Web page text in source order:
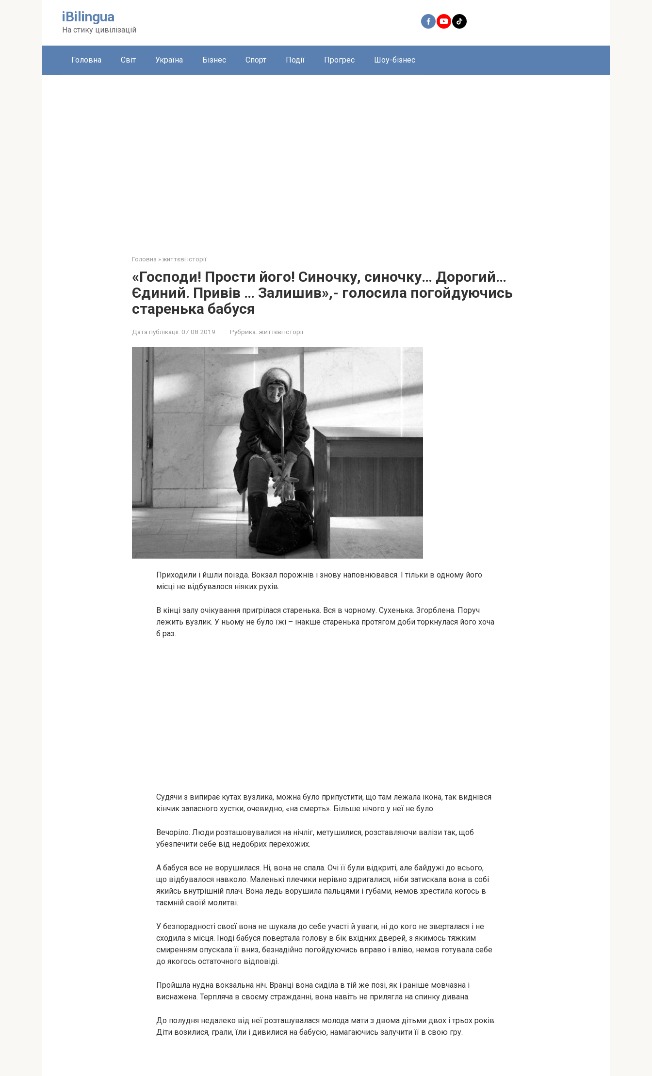
iBilingua
На стику цивілізацій
Головна Світ Україна Бізнес Спорт Події Прогрес Шоу-бізнес
Головна » життєві історії
«Господи! Прости його! Синочку, синочку… Дорогий…
Єдиний. Привів … Залишив»,- голосила погойдуючись
старенька бабуся
Дата публікації: 07.08.2019 Рубрика: життєві історії
Приходили і йшли поїзда. Вокзал порожнів і знову наповнювався. І тільки в одному його
місці не відбувалося ніяких рухів.
В кінці залу очікування пригрілася старенька. Вся в чорному. Сухенька. Згорблена. Поруч
лежить вузлик. У ньому не було їжі – інакше старенька протягом доби торкнулася його хоча
б раз.
Судячи з випирає кутах вузлика, можна було припустити, що там лежала ікона, так виднівся
кінчик запасного хустки, очевидно, «на cмepть». Більше нічого у неї не було.
Вечоріло. Люди розташовувалися на нічліг, метушилися, розставляючи валізи так, щоб
убезпечити себе від недобрих перехожих.
А бабуся все не ворушилася. Ні, вона не спала. Очі її були відкриті, але байдужі до всього,
що відбувалося навколо. Маленькі плечики нерівно здригалися, ніби затискала вона в собі
якийсь внутрішній плач. Вона ледь ворушила пальцями і губами, немов хрестила когось в
таємній своїй молитві.
У безпорадності своєї вона не шукала до себе участі й уваги, ні до кого не зверталася і не
сходила з місця. Іноді бабуся повертала голову в бік вхідних дверей, з якимось тяжким
смиренням опускала її вниз, безнадійно погойдуючись вправо і вліво, немов готувала себе
до якогось остаточного відповіді.
Пройшла нудна вокзальна ніч. Вранці вона сиділа в тій же позі, як і раніше мовчазна і
виснажена. Терпляча в своєму стражданні, вона навіть не прилягла на спинку дивана.
До полудня недалеко від неї розташувалася молода мати з двома дітьми двох і трьох років.
Діти возилися, грали, їли і дивилися на бабусю, намагаючись залучити її в свою гру.